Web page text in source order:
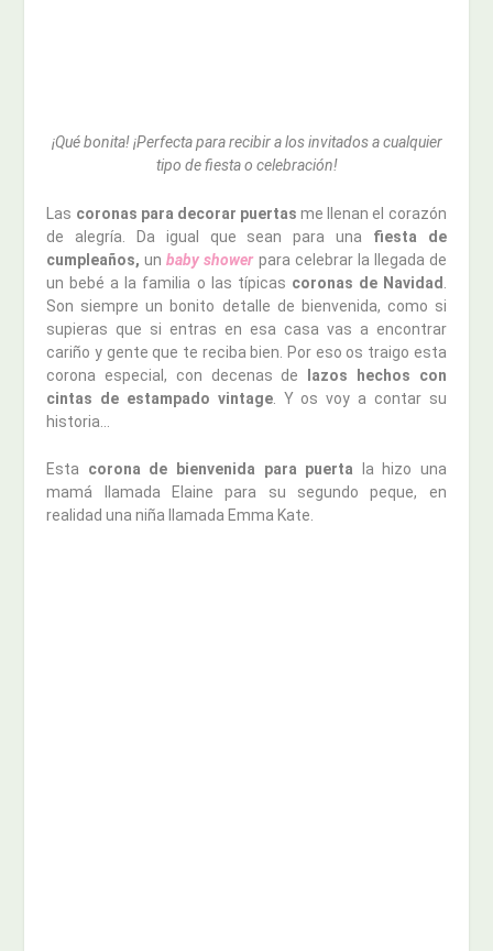
¡Qué bonita! ¡Perfecta para recibir a los invitados a cualquier
tipo de fiesta o celebración!
Las coronas para decorar puertas me llenan el corazón
de alegría. Da igual que sean para una fiesta de
cumpleaños, unbaby showerpara celebrar la llegada de
un bebé a la familia o las típicas coronas de Navidad
Son siempre un bonito detalle de bienvenida, como si
supieras que si entras en esa casa vas a encontrar
cariño y gente que te reciba bien. Por eso os traigo esta
corona especial, con decenas de lazos hechos con
cintas de estampado vintage. Y os voy a contar su
historia…
Esta corona de bienvenida para puerta la hizo una
mamá llamada Elaine para su segundo peque, en
realidad una niña llamada Emma Kate.